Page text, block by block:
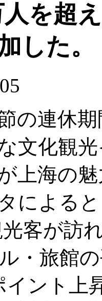
人を超
した。
の連休
文化観
上海の
による
客が訪
・旅館
イント上